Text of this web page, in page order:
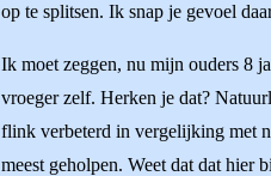
op te splitsen. Ik snap je gevoel
Ik moet zeggen, nu mijn ouders 8
vroeger zelf. Herken je dat?
flink verbeterd in vergelijking met
meest geholpen. Weet dat dat hier